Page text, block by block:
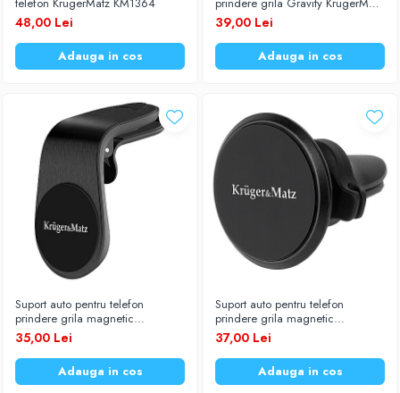
48,00 Lei
Adauga in cos
KM1362
39,00 Lei
Adauga in cos
Suport auto pentru telefon
prindere grila magnetic
KrugerMatz KM1365
35,00 Lei
Adauga in cos
Suport auto pentru telefon
prindere grila magnetic
KrugerMatz KM1363
37,00 Lei
Adauga in cos